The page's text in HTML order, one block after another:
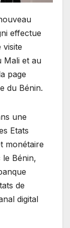
effectue
visite
Mali et au
page
du Bénin.
une
Etats
monétaire
Bénin,
de
digital